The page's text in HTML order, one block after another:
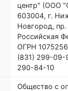
центр" (ООО
603004, г.
Новгород,
Российская
ОГРН
(831) 299-09-
290-84-10
Общество с